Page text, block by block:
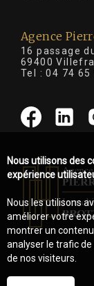
Agence
16 passage
69400
Tel :04 74 65
Nous utilisons des
expérience
Nous les utilisons
améliorer votre
montrer un
analyser le trafic
de nos visiteurs.